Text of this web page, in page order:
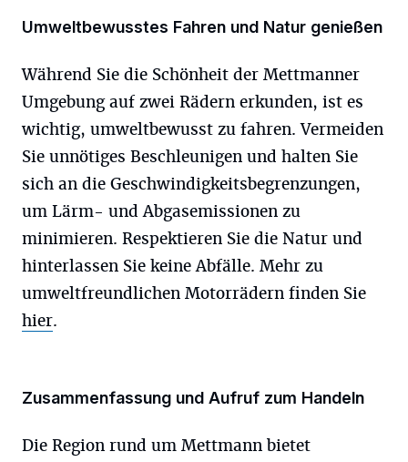
Umweltbewusstes Fahren und Natur genießen
Während Sie die Schönheit der Mettmanner
Umgebung auf zwei Rädern erkunden, ist es
wichtig, umweltbewusst zu fahren. Vermeiden
Sie unnötiges Beschleunigen und halten Sie
sich an die Geschwindigkeitsbegrenzungen,
um Lärm- und Abgasemissionen zu
minimieren. Respektieren Sie die Natur und
hinterlassen Sie keine Abfälle. Mehr zu
umweltfreundlichen Motorrädern finden Sie
hier.
Zusammenfassung und Aufruf zum Handeln
Die Region rund um Mettmann bietet